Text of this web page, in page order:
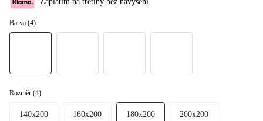
Barva (4)
Rozměr (4)
140x200 160x200 180x200 200x200